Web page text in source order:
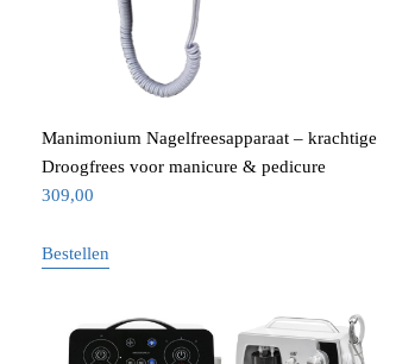
Manimonium Nagelfreesapparaat – krachtige
Droogfrees voor manicure & pedicure
309,00
Bestellen